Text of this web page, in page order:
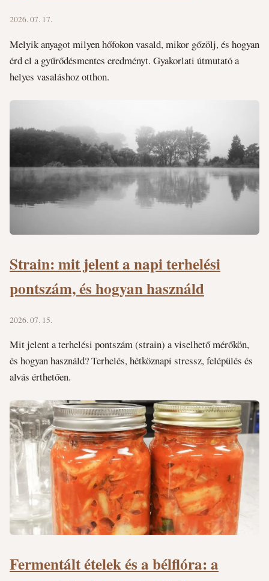
2026. 07. 17.
Melyik anyagot milyen hőfokon vasald, mikor gőzölj, és hogyan
érd el a gyűrődésmentes eredményt. Gyakorlati útmutató a
helyes vasaláshoz otthon.
Strain: mit jelent a napi terhelési
pontszám, és hogyan használd
2026. 07. 15.
Mit jelent a terhelési pontszám (strain) a viselhető mérőkön,
és hogyan használd? Terhelés, hétköznapi stressz, felépülés és
alvás érthetően.
Fermentált ételek és a bélflóra: a